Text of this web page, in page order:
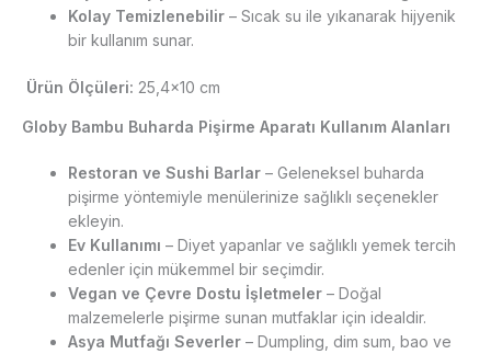
Kolay Temizlenebilir – Sıcak su ile yıkanarak hijyenik
bir kullanım sunar.
Ürün Ölçüleri: 25,4×10 cm
Globy Bambu Buharda Pişirme Aparatı Kullanım Alanları
Restoran ve Sushi Barlar – Geleneksel buharda
pişirme yöntemiyle menülerinize sağlıklı seçenekler
ekleyin.
Ev Kullanımı – Diyet yapanlar ve sağlıklı yemek tercih
edenler için mükemmel bir seçimdir.
Vegan ve Çevre Dostu İşletmeler – Doğal
malzemelerle pişirme sunan mutfaklar için idealdir.
Asya Mutfağı Severler – Dumpling, dim sum, bao ve